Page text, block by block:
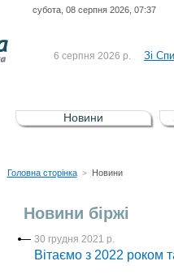
субота, 08 серпня 2026, 07:37
6 серпня 2026 р. Зі
5 серпня 2026 р.
Зі
UA4000232607)
4 серпня 2026 р.
Новини
Головна сторінка > Новини
Новини біржі
30 грудня 2021 р.
Вітаємо з 2022 роком